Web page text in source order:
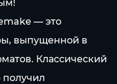
— это
выпущенной в
Классический